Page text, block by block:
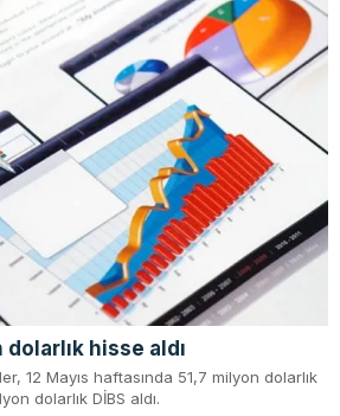
dolarlık hisse aldı
12 Mayıs haftasında 51,7 milyon dolarlık
dolarlık DİBS aldı.